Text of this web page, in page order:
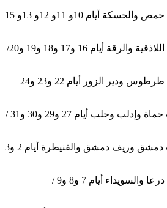
ـ للمتقدمين من محافظتي حمص والحسكة أيام 10و 11و 12و 13و 15
ـ للمتقدمين من محافظتي اللاذقية والرقة أيام 16 و17 و18 و19 و20/
ـ للمتقدمين من محافظتي طرطوس ودير الزور أيام 22 و23 و24
ـ للمتقدمين من محافظات حماة وإدلب وحلب أيام 27 و29 و30 و31 /
ـ للمتقدمين من محافظات دمشق وريف دمشق والقنيطرة أيام 2 و3
ـ للمتقدمين من محافظتي درعا والسويداء أيام 7 و8 و9 /